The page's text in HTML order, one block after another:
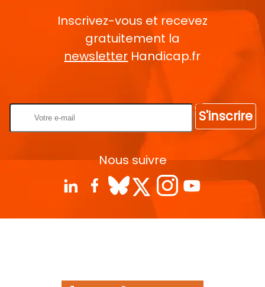
Inscrivez-vous et recevez
gratuitement la
newsletter Handicap.fr
S'inscrire
Nous suivre